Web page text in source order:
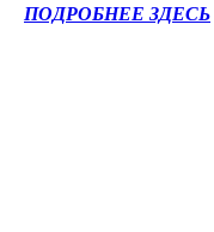
ПОДРОБНЕЕ ЗДЕСЬ